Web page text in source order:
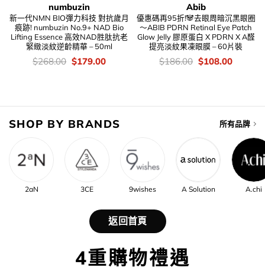
numbuzin
新一代NMN BIO彈力科技 對抗歲月
痕跡! numbuzin No.9+ NAD Bio
Lifting Essence 高效NAD胜肽抗老
緊緻淡紋逆齡精華 – 50ml
價
$268.00 Original
$179.00Current
Abib
優惠碼再95折!🐼去眼周暗沉黑眼圈
～ABIB PDRN Retinal Eye Patch
Glow Jelly 膠原蛋白 X PDRN X A醛
提亮淡紋果凍眼膜 – 60片裝
價
$186.00 Original
$108.00Current
SHOP BY BRANDS 所有品牌
2aN 3CE 9wishes A Solution A.chi
返回首頁
4重購物禮遇